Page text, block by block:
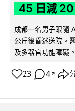
45 日減 20
成都一名男子跟隨
公斤後昏迷送院。
及多器官功能障礙
23 4 ↗